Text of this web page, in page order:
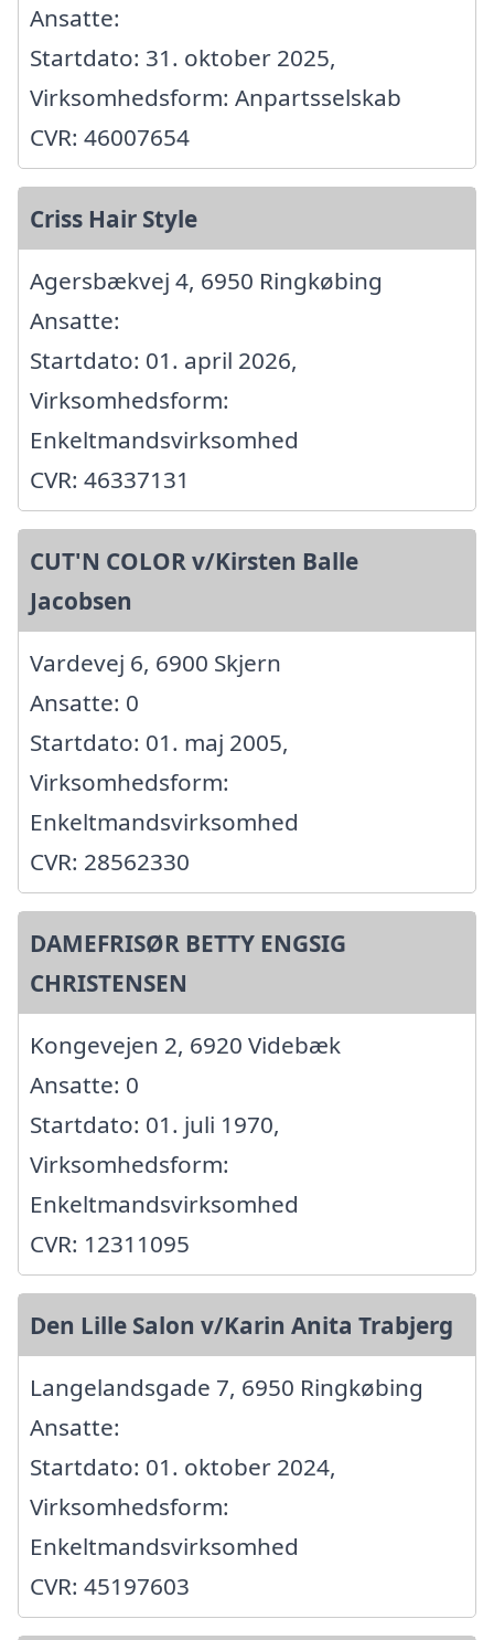
Ansatte:
Startdato: 31. oktober 2025,
Virksomhedsform: Anpartsselskab
CVR: 46007654
Criss Hair Style
Agersbækvej 4, 6950 Ringkøbing
Ansatte:
Startdato: 01. april 2026,
Virksomhedsform:
Enkeltmandsvirksomhed
CVR: 46337131
CUT'N COLOR v/Kirsten Balle
Jacobsen
Vardevej 6, 6900 Skjern
Ansatte: 0
Startdato: 01. maj 2005,
Virksomhedsform:
Enkeltmandsvirksomhed
CVR: 28562330
DAMEFRISØR BETTY ENGSIG
CHRISTENSEN
Kongevejen 2, 6920 Videbæk
Ansatte: 0
Startdato: 01. juli 1970,
Virksomhedsform:
Enkeltmandsvirksomhed
CVR: 12311095
Den Lille Salon v/Karin Anita Trabjerg
Langelandsgade 7, 6950 Ringkøbing
Ansatte:
Startdato: 01. oktober 2024,
Virksomhedsform:
Enkeltmandsvirksomhed
CVR: 45197603